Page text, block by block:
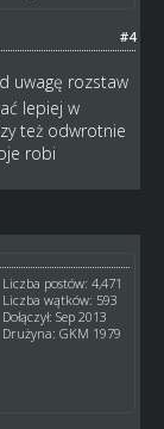
#4
uwagę rozstaw
lepiej w
też odwrotnie
robi
Liczba postów: 4,471
Liczba wątków: 593
Dołączył: Sep 2013
Drużyna: GKM 1979